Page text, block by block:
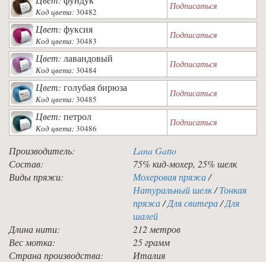
Код цвета:30482
Подписаться
Цвет: фуксия
Код цвета:30483
Подписаться
Цвет: лавандовый
Код цвета:30484
Подписаться
Цвет: голубая бирюза
Код цвета:30485
Подписаться
Цвет: петрол
Код цвета:30486
Подписаться
Производитель:
Lana Gatto
Состав:
75% кид-мохер, 25% шелк
Виды пряжи:
Мохеровая пряжа/
Натуральный шелк/Тонкая
пряжа/Для свитера/Для
шалей
Длина нити:
212 метров
Вес мотка:
25 грамм
Страна производства:
Италия